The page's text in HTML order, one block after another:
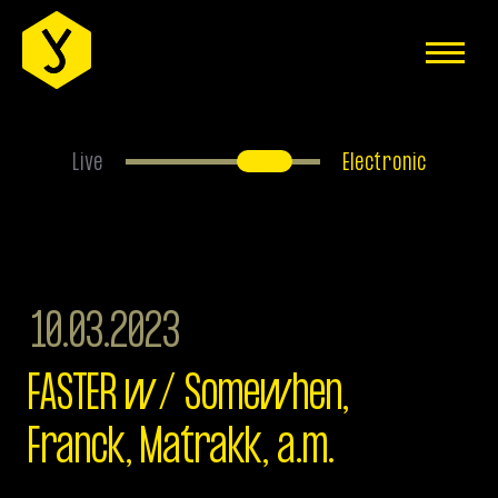
EVENTS
ANFAHRT
JOBS
IMPRESSUM
DATENSCHUTZERKLÄRUNG
Live Electronic
10.03.2023
FASTER w/ Somewhen,
Franck, Matrakk, a.m.